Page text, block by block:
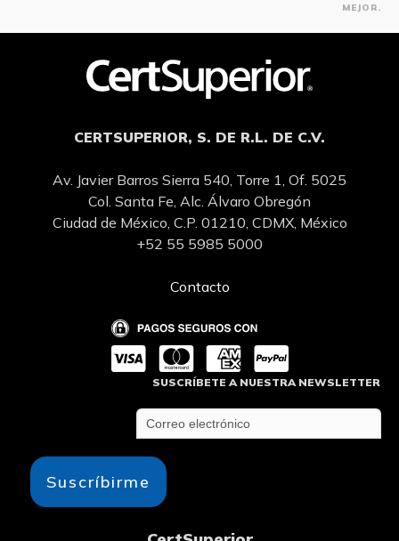
MEJOR.
CERTSUPERIOR, S. DE R.L. DE C.V.
Av. Javier Barros Sierra 540, Torre 1, Of. 5025
Col. Santa Fe, Alc. Álvaro Obregón
Ciudad de México, C.P. 01210, CDMX, México
+52 55 5985 5000
Contacto
SUSCRÍBETE A NUESTRA NEWSLETTER
Suscríbirme